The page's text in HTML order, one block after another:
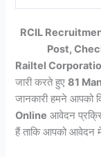
RCIL
Post,
Railtel
जारी करते हुए81
जानकारी हमने आपको
Online आवेदन
हैं ताकि आपको आवेदन मे